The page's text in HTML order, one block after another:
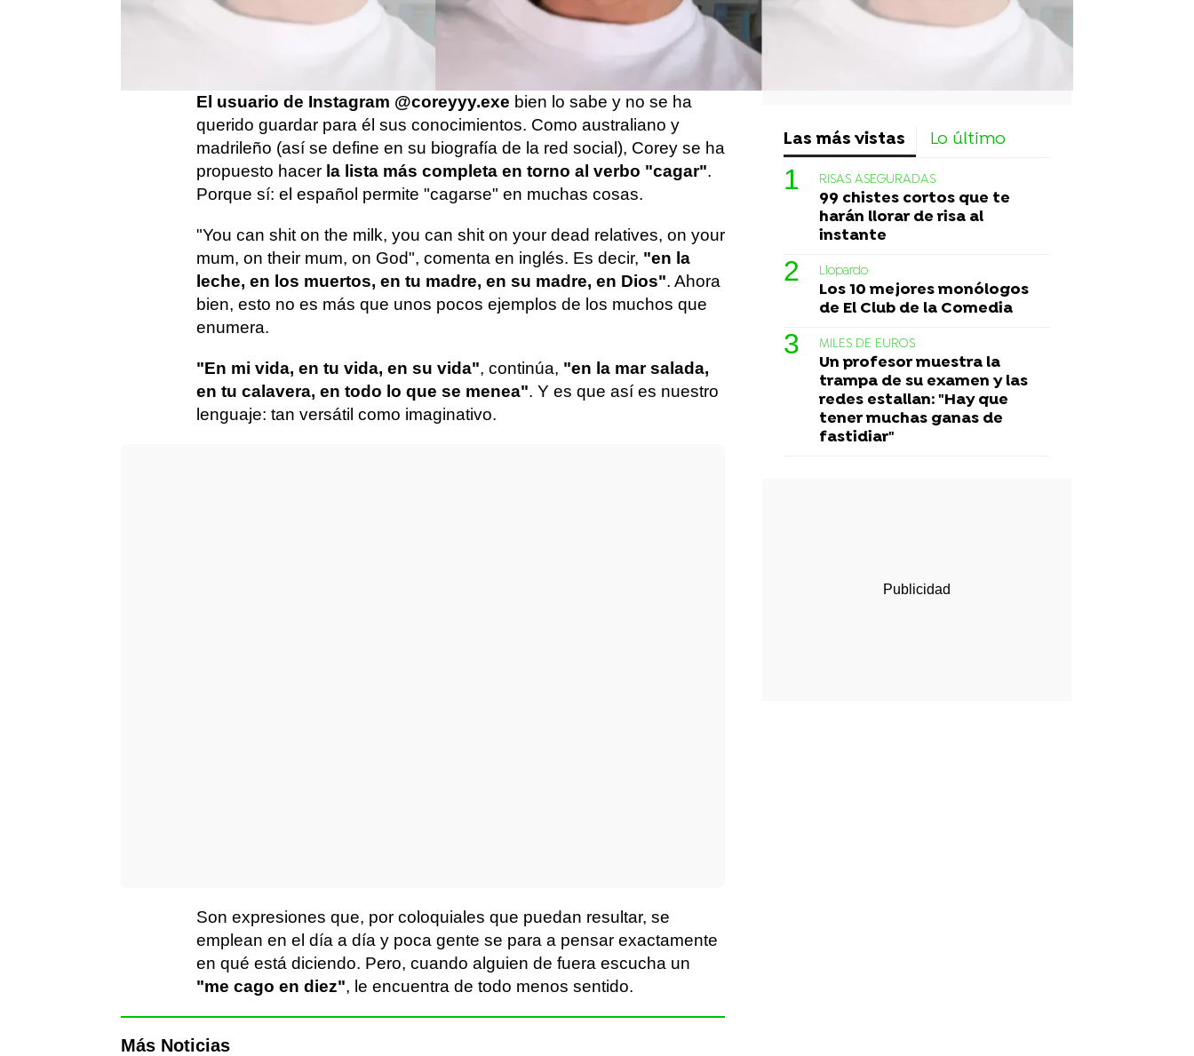
mensaje y dominarlas todas resulta de lo más embriagador. En
especial si lo que queremos hacer es
quejarnos, maldecir o, cómo
El usuario de Instagram @coreyyy.exe bien lo sabe y no se ha
querido guardar para él sus conocimientos. Como australiano y
madrileño (así se define en su biografía de la red social), Corey se ha
propuesto hacer la lista más completa en torno al verbo "cagar".
Porque sí: el español permite "cagarse" en muchas cosas.
"You can shit on the milk, you can shit on your dead relatives, on your
mum, on their mum, on God", comenta en inglés. Es decir, "en la
leche, en los muertos, en tu madre, en su madre, en Dios". Ahora
bien, esto no es más que unos pocos ejemplos de los muchos que
enumera.
"En mi vida, en tu vida, en su vida", continúa, "en la mar salada,
en tu calavera, en todo lo que se menea". Y es que así es nuestro
lenguaje: tan versátil como imaginativo.
Son expresiones que, por coloquiales que puedan resultar, se
emplean en el día a día y poca gente se para a pensar exactamente
en qué está diciendo. Pero, cuando alguien de fuera escucha un
"me cago en diez", le encuentra de todo menos sentido.
Más Noticias
Las más vistas Lo último
RISAS ASEGURADAS
99 chistes cortos que te
harán llorar de risa al
instante
Liopardo
Los 10 mejores monólogos
de El Club de la Comedia
MILES DE EUROS
Un profesor muestra la
trampa de su examen y las
redes estallan: "Hay que
tener muchas ganas de
fastidiar"